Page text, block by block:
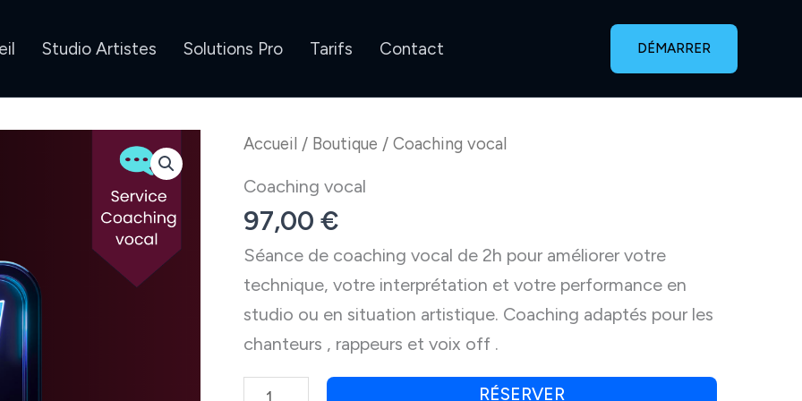
Studio Artistes Solutions Pro Tarifs Contact DÉMARRER
Accueil / Boutique / Coaching vocal
Coaching vocal
97,00 €
Séance de coaching vocal de 2h pour améliorer votre
technique, votre interprétation et votre performance en
studio ou en situation artistique. Coaching adaptés pour les
chanteurs , rappeurs et voix off .
quantité
RÉSERVER